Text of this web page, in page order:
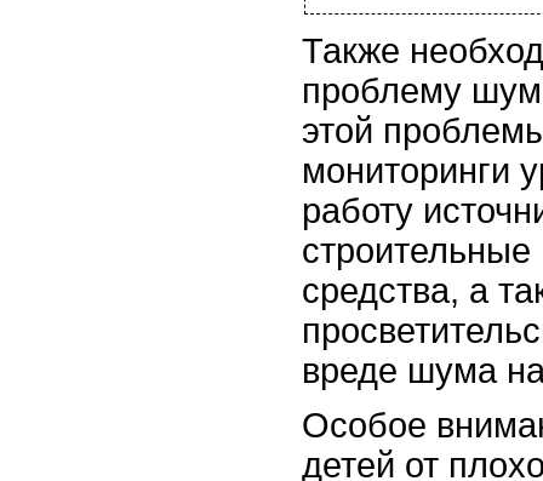
Также
проблему
этой
мониторинги
работу
средства, а
вреде шума
Особое
детей от